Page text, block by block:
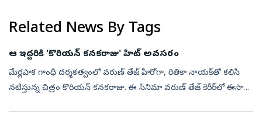
Related News By Tags
ఆ ఇద్దరికి 'కొరియన్ కనకరాజు' హిట్‌ అవసరం
మేర్లపాక గాంధీ దర్శకత్వంలో వరుణ్ తేజ్ హీరోగా, రితికా నాయక్‌తో కలిసి
నటిస్తున్న చిత్రం కొరియన్ కనకరాజు. ఈ సినిమా వరుణ్ తేజ్ కెరీర్‌లో ఈసారి